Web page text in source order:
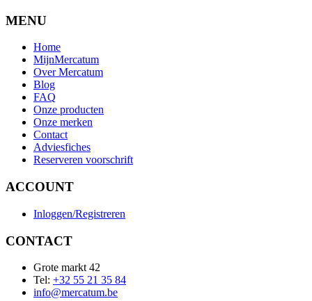
MENU
Home
MijnMercatum
Over Mercatum
Blog
FAQ
Onze producten
Onze merken
Contact
Adviesfiches
Reserveren voorschrift
ACCOUNT
Inloggen/Registreren
CONTACT
Grote markt 42
Tel: +32 55 21 35 84
info@mercatum.be